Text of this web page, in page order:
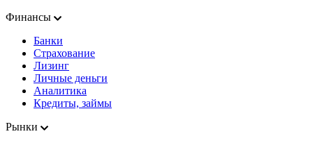
Финансы
Банки
Страхование
Лизинг
Личные деньги
Аналитика
Кредиты, займы
Рынки